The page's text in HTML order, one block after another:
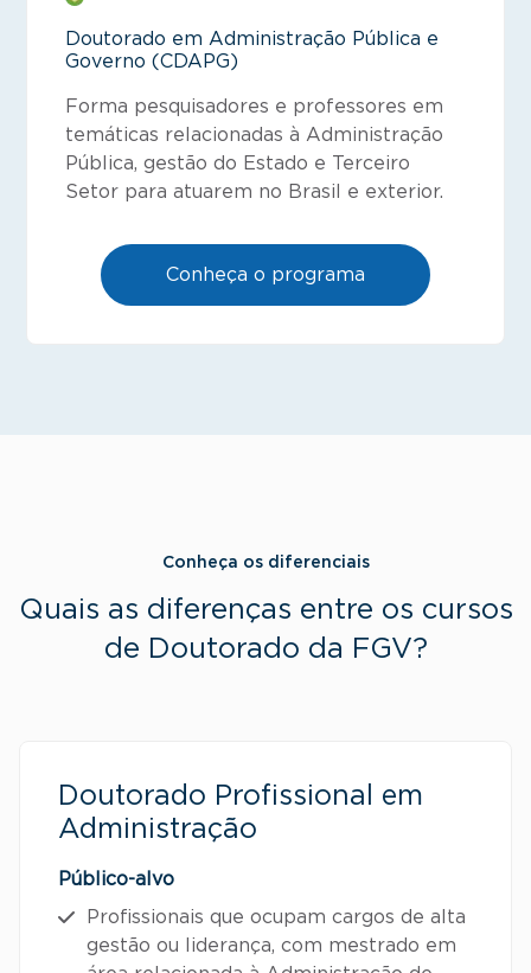
Doutorado em Administração Pública e
Governo (CDAPG)
Forma pesquisadores e professores em
temáticas relacionadas à Administração
Pública, gestão do Estado e Terceiro
Setor para atuarem no Brasil e exterior.
Conheça o programa
Conheça os diferenciais
Quais as diferenças entre os cursos
de Doutorado da FGV?
Doutorado Profissional em
Administração
Público-alvo
Profissionais que ocupam cargos de alta
gestão ou liderança, com mestrado em